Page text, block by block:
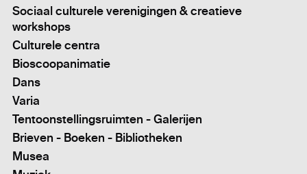
Sociaal culturele verenigingen & creatieve
workshops
Culturele centra
Bioscoopanimatie
Dans
Varia
Tentoonstellingsruimten - Galerijen
Brieven - Boeken - Bibliotheken
Musea